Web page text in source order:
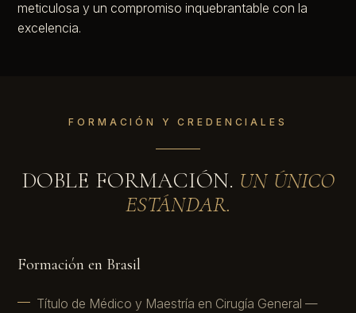
meticulosa y un compromiso inquebrantable con la
excelencia.
FORMACIÓN Y CREDENCIALES
DOBLE FORMACIÓN. UN ÚNICO
ESTÁNDAR.
Formación en Brasil
Título de Médico y Maestría en Cirugía General —